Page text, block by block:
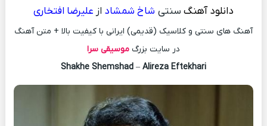
دانلود آهنگ سنتی شاخ شمشاد از علیرضا افتخاری
آهنگ های سنتی و کلاسیک (قدیمی) ایرانی با کیفیت بالا + متن آهنگ
در سایت بزرگ موسیقی سرا
Shakhe Shemshad – Alireza Eftekhari